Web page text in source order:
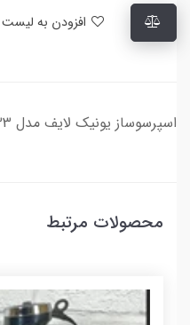
اسپرسوساز یونیک لایف مدل UL-8933
محصولات مرتبط